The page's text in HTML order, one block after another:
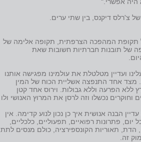
של צ'רלס דיקנס, בין שתי ערים.
תקופת המהפכה הצרפתית, תקופה אלימה של
של תובנות חברתיות חשובות שאת
ועדיין מטלטלת את עולמינו מפגישה אותנו
אחד התנפצה אשליית הכוח של המין
ללא הפרעה וללא גבולות. וירוס אחד קטן
נכשלו וזה לרסן את המרוץ האנושי ולו
הבנה אנושית איך כן נכון לנוע קדימה. אין
פתרונות רפואיים, תפעוליים, כלכליים,
תאוריות הקונספירציה, כולם מנסים לתת
זה.